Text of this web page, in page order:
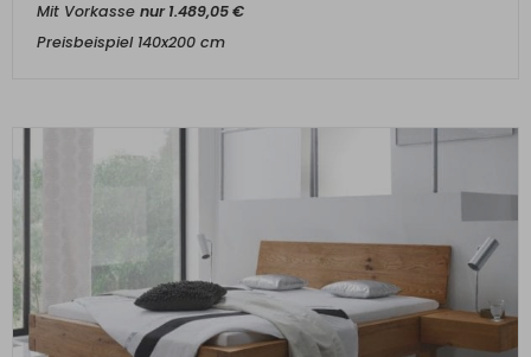
Mit Vorkasse nur1.489,05€
Preisbeispiel 140x200 cm